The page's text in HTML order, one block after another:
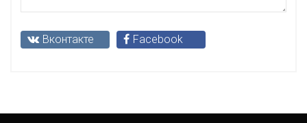
Вконтакте Facebook